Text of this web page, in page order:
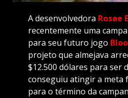
A desenvolvedora Rosae
recentemente uma
para seu futuro jogo
projeto que almejava
$12.500 dólares para ser
conseguiu atingir a meta
para o término da